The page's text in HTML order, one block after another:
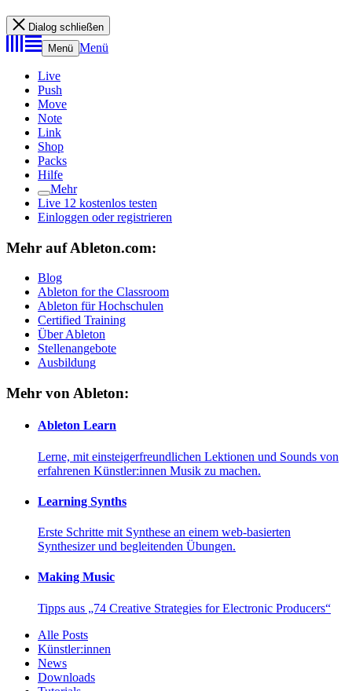
Dialog schließen
Menü Menü
Live
Push
Move
Note
Link
Shop
Packs
Hilfe
Mehr
Live 12 kostenlos testen
Einloggen oder registrieren
Mehr auf Ableton.com:
Blog
Ableton for the Classroom
Ableton für Hochschulen
Certified Training
Über Ableton
Stellenangebote
Ausbildung
Mehr von Ableton:
Ableton Learn
Lerne, mit einsteigerfreundlichen Lektionen und Sounds von
erfahrenen Künstler:innen Musik zu machen.
Learning Synths
Erste Schritte mit Synthese an einem web-basierten
Synthesizer und begleitenden Übungen.
Making Music
Tipps aus „74 Creative Strategies for Electronic Producers“
Alle Posts
Künstler:innen
News
Downloads